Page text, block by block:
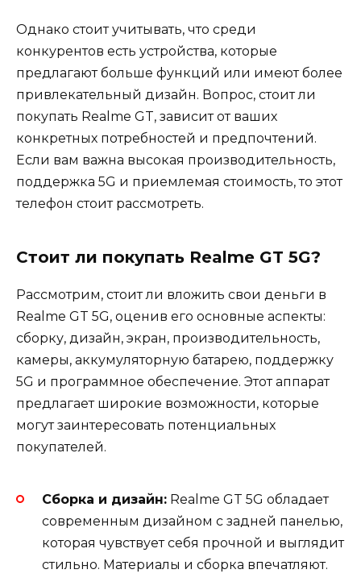
Однако стоит учитывать, что среди
конкурентов есть устройства, которые
предлагают больше функций или имеют более
привлекательный дизайн. Вопрос, стоит ли
покупать Realme GT, зависит от ваших
конкретных потребностей и предпочтений.
Если вам важна высокая производительность,
поддержка 5G и приемлемая стоимость, то этот
телефон стоит рассмотреть.
Стоит ли покупать Realme GT 5G?
Рассмотрим, стоит ли вложить свои деньги в
Realme GT 5G, оценив его основные аспекты:
сборку, дизайн, экран, производительность,
камеры, аккумуляторную батарею, поддержку
5G и программное обеспечение. Этот аппарат
предлагает широкие возможности, которые
могут заинтересовать потенциальных
покупателей.
Сборка и дизайн: Realme GT 5G обладает
современным дизайном с задней панелью,
которая чувствует себя прочной и выглядит
стильно. Материалы и сборка впечатляют.